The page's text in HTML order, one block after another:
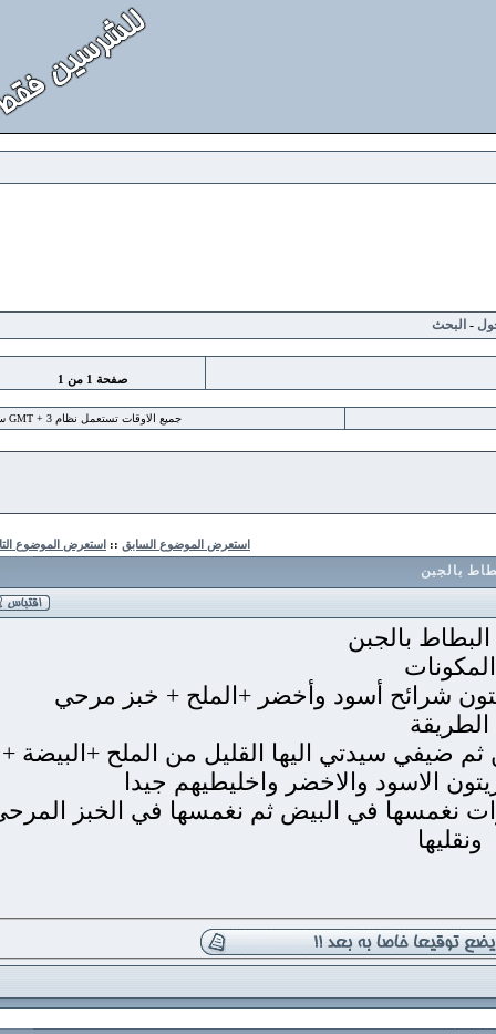
صفحة1من1
جميع الاوقات تستعمل نظام GMT + 3 ساعة
استعرض الموضوع السابق ::استعرض الموضوع التالي
بالجبن
سيدتي اليها القليل من الملح +البيضة +
الاسود والاخضر واخليطيهم جيدا
نغمسها في البيض ثم نغمسها في الخبز المرحي